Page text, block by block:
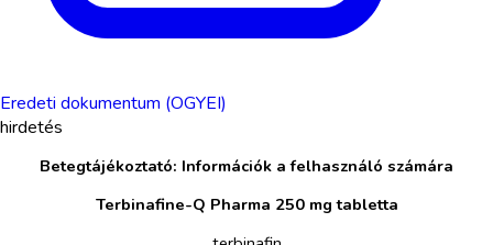
Eredeti dokumentum (OGYEI)
hirdetés
Betegtájékoztató: Információk a felhasználó számára
Terbinafine-Q Pharma 250 mg tabletta